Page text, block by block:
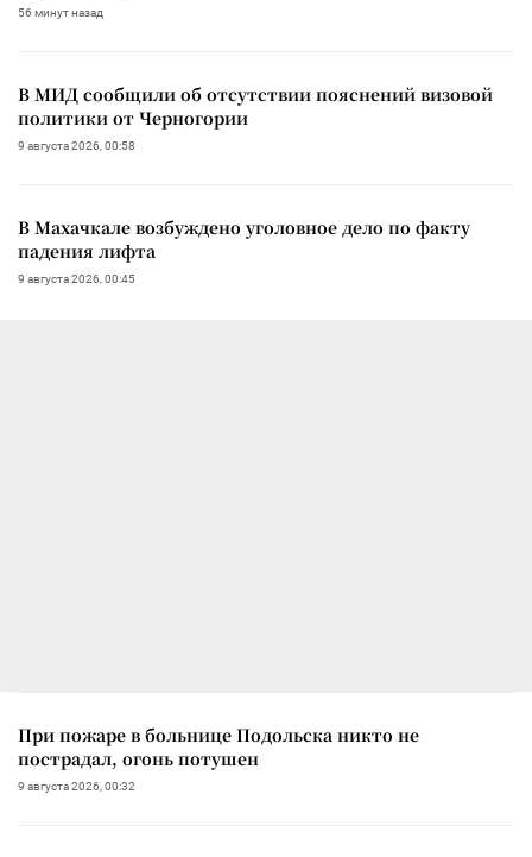
56 минут назад
В МИД сообщили об отсутствии пояснений визовой
политики от Черногории
9 августа 2026, 00:58
В Махачкале возбуждено уголовное дело по факту
падения лифта
9 августа 2026, 00:45
При пожаре в больнице Подольска никто не
пострадал, огонь потушен
9 августа 2026, 00:32